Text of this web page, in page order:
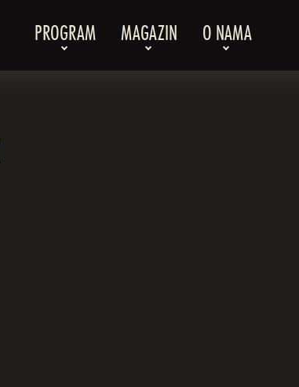
PROGRAM MAGAZIN O NAMA